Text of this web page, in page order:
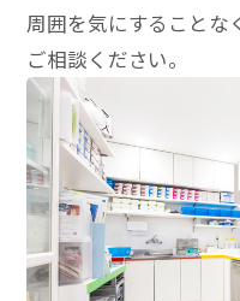
周囲を気にすることな
ご相談ください。